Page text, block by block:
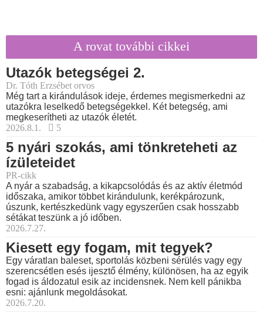
A rovat további cikkei
Utazók betegségei 2.
Dr. Tóth Erzsébet orvos
Még tart a kirándulások ideje, érdemes megismerkedni az
utazókra leselkedő betegségekkel. Két betegség, ami
megkeserítheti az utazók életét.
2026.8.1.
5
5 nyári szokás, ami tönkreteheti az
ízületeidet
PR-cikk
A nyár a szabadság, a kikapcsolódás és az aktív életmód
időszaka, amikor többet kirándulunk, kerékpározunk,
úszunk, kertészkedünk vagy egyszerűen csak hosszabb
sétákat teszünk a jó időben.
2026.7.27.
Kiesett egy fogam, mit tegyek?
Egy váratlan baleset, sportolás közbeni sérülés vagy egy
szerencsétlen esés ijesztő élmény, különösen, ha az egyik
fogad is áldozatul esik az incidensnek. Nem kell pánikba
esni: ajánlunk megoldásokat.
2026.7.20.